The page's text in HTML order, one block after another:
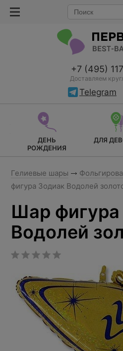
+7 (495)
Доставляем
Telegram
ДЕНЬ
РОЖДЕНИЯ
ДЛЯ
Гелиевые шары
фигура Зодиак Водолей
Шар
Водолей